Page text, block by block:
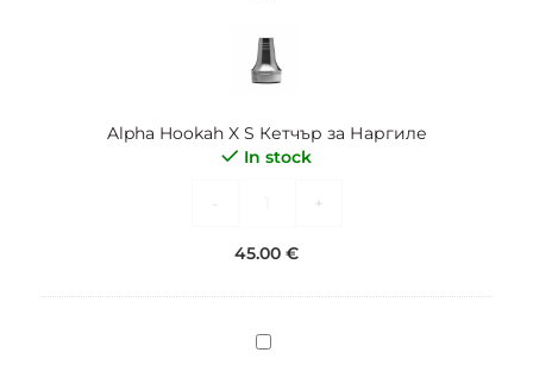
X
S
Наргиле
Alpha Hookah X S Кетчър за Наргиле
In stock
+
45.00 €
Alpha